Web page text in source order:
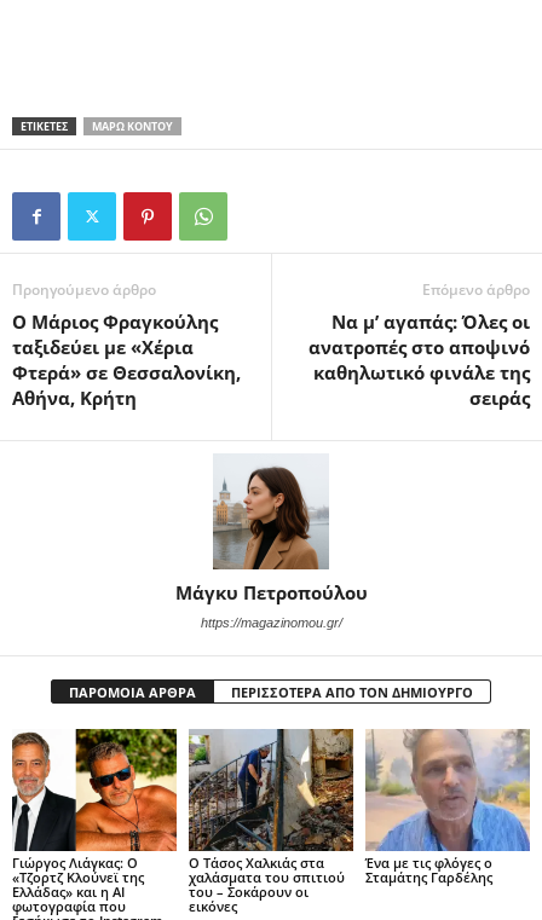
ΕΤΙΚΕΤΕΣ ΜΆΡΩ ΚΟΝΤΟΎ
Προηγούμενο άρθρο
Ο Μάριος Φραγκούλης
ταξιδεύει με «Χέρια
Φτερά» σε Θεσσαλονίκη,
Αθήνα, Κρήτη
Επόμενο άρθρο
Να μ’ αγαπάς: Όλες οι
ανατροπές στο αποψινό
καθηλωτικό φινάλε της
σειράς
Μάγκυ Πετροπούλου
https://magazinomou.gr/
ΠΑΡΟΜΟΙΑ ΑΡΘΡΑ ΠΕΡΙΣΣΟΤΕΡΑ ΑΠΟ ΤΟΝ ΔΗΜΙΟΥΡΓΟ
Γιώργος Λιάγκας: Ο
«Τζορτζ Κλούνεϊ της
Ελλάδας» και η AI
φωτογραφία που
Ο Τάσος Χαλκιάς στα
χαλάσματα του σπιτιού
του – Σοκάρουν οι
εικόνες
Ένα με τις φλόγες ο
Σταμάτης Γαρδέλης